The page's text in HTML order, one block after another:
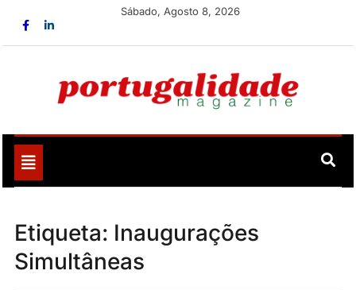
Sábado, Agosto 8, 2026
Portugalidade
Toggle
navigation
Etiqueta: Inaugurações
Simultâneas